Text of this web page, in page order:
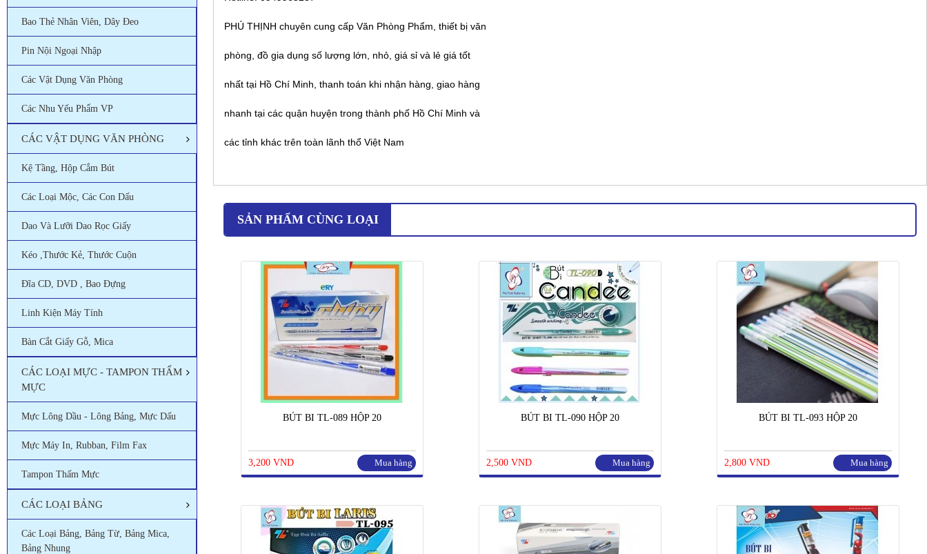
Bao Thẻ Nhân Viên, Dây Đeo
Pin Nội Ngoại Nhập
Các Vật Dụng Văn Phòng
Các Nhu Yếu Phẩm VP
CÁC VẬT DỤNG VĂN PHÒNG
Kệ Tầng, Hộp Cắm Bút
Các Loại Mộc, Các Con Dấu
Dao Và Lưỡi Dao Rọc Giấy
Kéo ,thước Kẻ, Thước Cuộn
Đĩa CD, DVD , Bao Đựng
Linh Kiện Máy Tính
Bàn Cắt Giấy Gỗ, Mica
CÁC LOẠI MỰC - TAMPON THẤM
MỰC
Mực Lông Dầu - Lông Bảng, Mực Dấu
Mực Máy In, Rubban, Film Fax
Tampon Thấm Mực
CÁC LOẠI BẢNG
Các Loại Bảng, Bảng Từ, Bảng Mica,
Bảng Nhung
PHÚ THỊNH chuyên cung cấp Văn Phòng Phẩm, thiết bị văn
phòng, đồ gia dụng số lượng lớn, nhỏ, giá sỉ và lẻ giá tốt
nhất tại Hồ Chí Minh, thanh toán khi nhận hàng, giao hàng
nhanh tại các quận huyện trong thành phố Hồ Chí Minh và
các tỉnh khác trên toàn lãnh thổ Việt Nam
SẢN PHẨM CÙNG LOẠI
BÚT BI TL-089 HỘP 20
3,200 VND Mua hàng
BÚT BI TL-090 HỘP 20
2,500 VND Mua hàng
BÚT BI TL-093 HỘP 20
2,800 VND Mua hàng